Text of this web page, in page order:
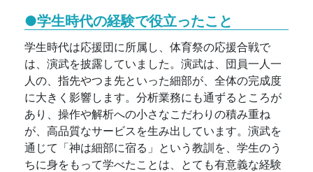
●学生時代の経験で役立ったこと
学生時代は応援団に所属し、体育祭の応援合戦で
は、演武を披露していました。演武は、団員一人一
人の、指先やつま先といった細部が、全体の完成度
に大きく影響します。分析業務にも通ずるところが
あり、操作や解析への小さなこだわりの積み重ね
が、高品質なサービスを生み出しています。演武を
通じて「神は細部に宿る」という教訓を、学生のう
ちに身をもって学べたことは、とても有意義な経験